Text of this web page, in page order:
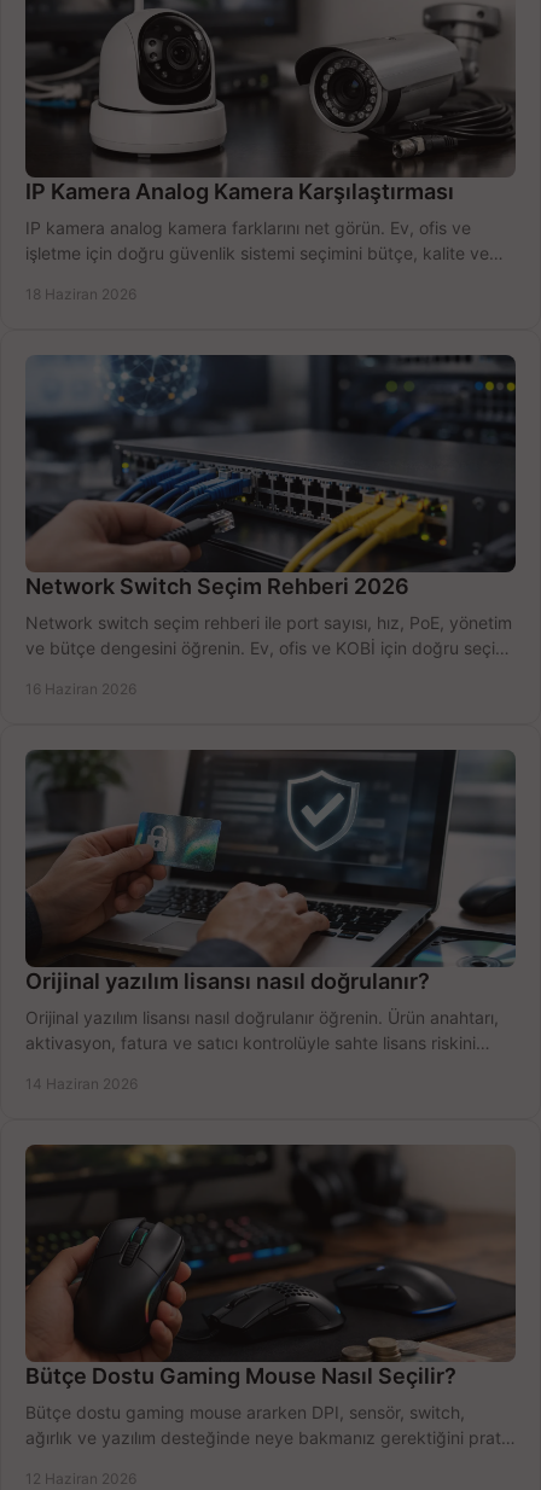
IP Kamera Analog Kamera Karşılaştırması
IP kamera analog kamera farklarını net görün. Ev, ofis ve
işletme için doğru güvenlik sistemi seçimini bütçe, kalite ve
18 Haziran 2026
Network Switch Seçim Rehberi 2026
Network switch seçim rehberi ile port sayısı, hız, PoE, yönetim
ve bütçe dengesini öğrenin. Ev, ofis ve KOBİ için doğru seçimi
16 Haziran 2026
Orijinal yazılım lisansı nasıl doğrulanır?
Orijinal yazılım lisansı nasıl doğrulanır öğrenin. Ürün anahtarı,
aktivasyon, fatura ve satıcı kontrolüyle sahte lisans riskini
14 Haziran 2026
Bütçe Dostu Gaming Mouse Nasıl Seçilir?
Bütçe dostu gaming mouse ararken DPI, sensör, switch,
ağırlık ve yazılım desteğinde neye bakmanız gerektiğini pratik
12 Haziran 2026